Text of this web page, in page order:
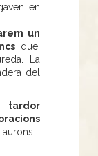
en
un
que,
La
del
tardor